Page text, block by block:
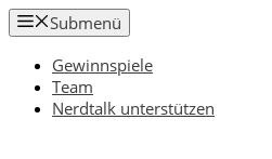
Zum
Inhalt
springen
Submenü
Gewinnspiele
Team
Nerdtalk unterstützen